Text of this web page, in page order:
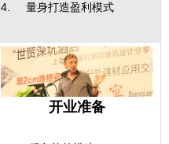
4. 量身打造盈利模式
开业准备